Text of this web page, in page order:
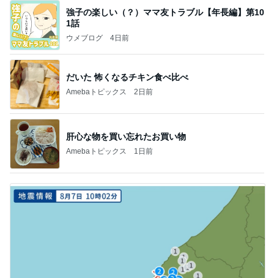
強子の楽しい（？）ママ友トラブル【年長編】第10
1話
ウメブログ 4日前
だいた 怖くなるチキン食べ比べ
Amebaトピックス 2日前
肝心な物を買い忘れたお買い物
Amebaトピックス 1日前